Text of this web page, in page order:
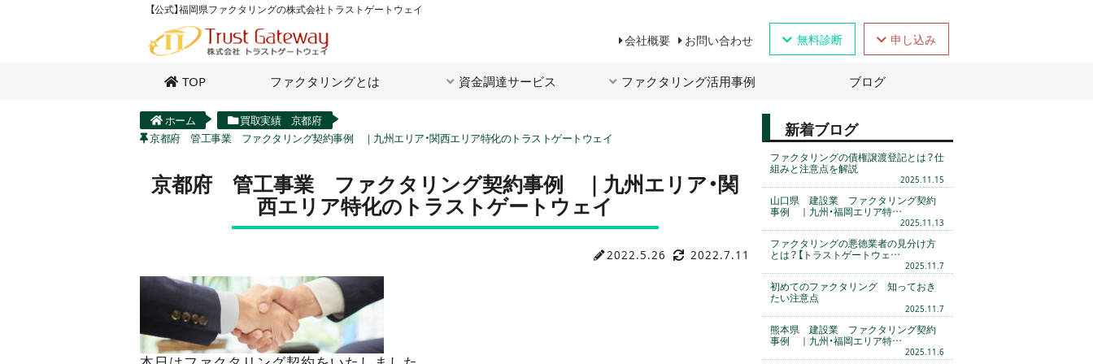
【公式】福岡県ファクタリングの株式会社トラストゲートウェイ
無料診断 申し込み
会社概要 お問い合わせ
TOP ファクタリングとは 資金調達サービス ファクタリング活用事例 ブログ
ホーム
買取実績 京都府
京都府 管工事業 ファクタリング契約事例 ｜九州エリア・関西エリア特化のトラストゲートウェイ
京都府 管工事業 ファクタリング契約事例 ｜九州エリア・関
西エリア特化のトラストゲートウェイ
2022.5.26 2022.7.11
新着ブログ
ファクタリングの債権譲渡登記とは？仕
組みと注意点を解説
2025.11.15
山口県 建設業 ファクタリング契約
事例 ｜九州・福岡エリア特…
2025.11.13
ファクタリングの悪徳業者の見分け方
とは？【トラストゲートウェ…
2025.11.7
初めてのファクタリング 知っておき
たい注意点
2025.11.7
熊本県 建設業 ファクタリング契約
事例 ｜九州・福岡エリア特…
2025.11.6